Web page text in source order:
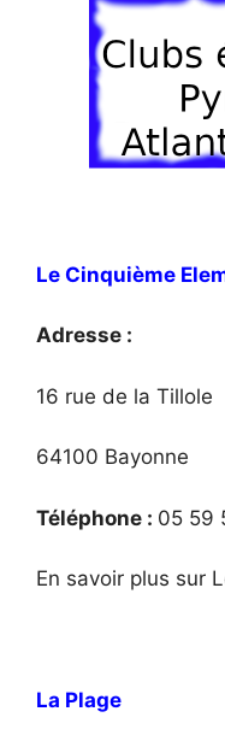
Le Cinquième
Adresse :
16 rue de la Tillole
64100 Bayonne
Téléphone : 05 59
En savoir plus sur
La Plage